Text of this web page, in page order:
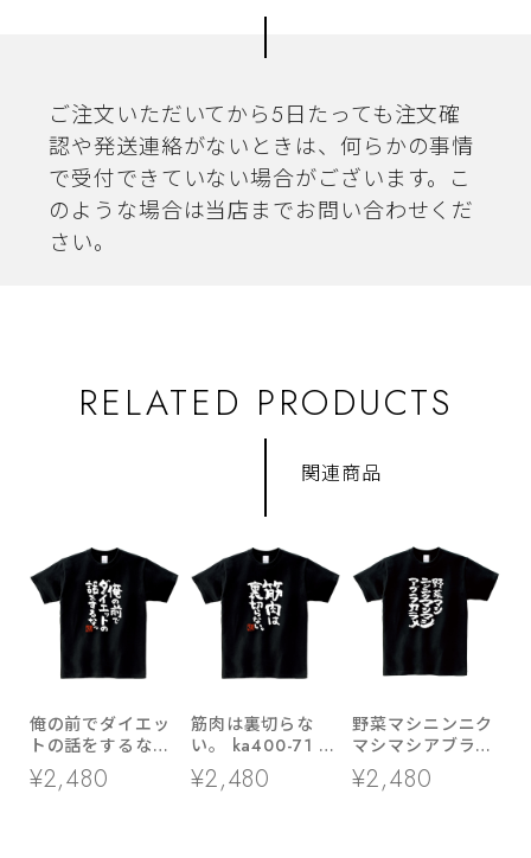
ご注文いただいてから5日たっても注文確
認や発送連絡がないときは、何らかの事情
で受付できていない場合がございます。こ
のような場合は当店までお問い合わせくだ
さい。
RELATED PRODUCTS
関連商品
俺の前でダイエッ
トの話をするなっ
ka400-28 おもし
ろ ダイエット 漢
¥2,480
筋肉は裏切らな
い。 ka400-71 筋
トレ・ダイエット
おもしろ 漢字Tシ
¥2,480
野菜マシニンニク
マシマシアブラカ
ラメ おもしろ 漢
字tシャツ ka500-
¥2,480